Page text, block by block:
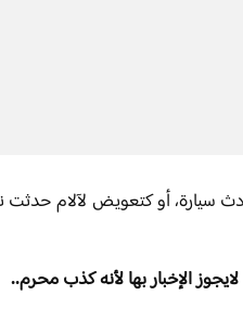
أو كتعويض لآلام حدثت
الإخبار بها لأنه كذب محرم..